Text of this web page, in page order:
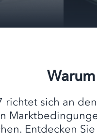
sich an
Entdecken